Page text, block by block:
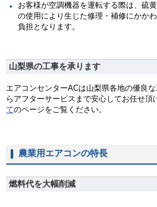
お客様が空調機器を運転する際は、硫
の使用により生じた修理・補修にかか
負担となります。
山梨県の工事を承ります
エアコンセンターACは山梨県各地の優良
らアフターサービスまで安心してお任せ頂
てのページをご覧ください。
農業用エアコンの特長
燃料代を大幅削減